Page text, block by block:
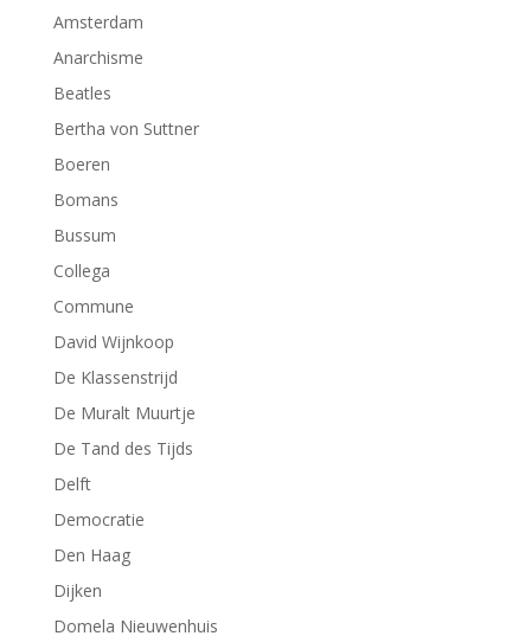
Amsterdam
Anarchisme
Beatles
Bertha von Suttner
Boeren
Bomans
Bussum
Collega
Commune
David Wijnkoop
De Klassenstrijd
De Muralt Muurtje
De Tand des Tijds
Delft
Democratie
Den Haag
Dijken
Domela Nieuwenhuis